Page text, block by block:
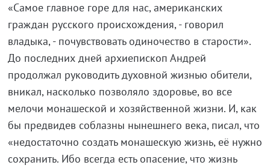
«Самое главное горе для нас, американских
граждан русского происхождения, - говорил
владыка, - почувствовать одиночество в старости».
До последних дней архиепископ Андрей
продолжал руководить духовной жизнью обители,
вникал, насколько позволяло здоровье, во все
мелочи монашеской и хозяйственной жизни. И, как
бы предвидев соблазны нынешнего века, писал, что
«недостаточно создать монашескую жизнь, её нужно
сохранить. Ибо всегда есть опасение, что жизнь